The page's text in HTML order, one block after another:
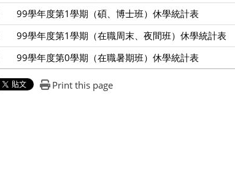
99學年度第1學期（碩、博士班）休學統計表
99學年度第1學期（在職周末、夜間班）休學統計表
99學年度第0學期（在職暑期班）休學統計表
Print this page